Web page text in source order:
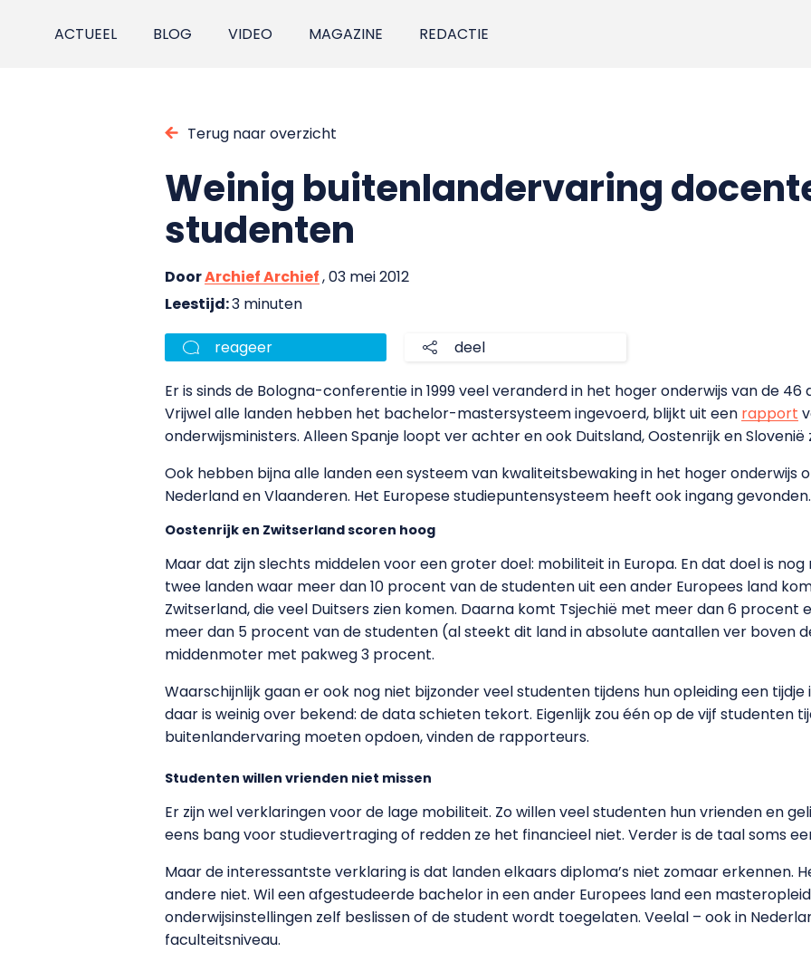
ACTUEEL BLOG VIDEO MAGAZINE REDACTIE
Terug naar overzicht
Weinig buitenlandervaring
studenten
DoorArchief Archief, 03 mei 2012
Leestijd:3 minuten
reageer deel
Er is sinds de Bologna-conferentie in 1999 veel veranderd in het hoger onderwijs van de
Vrijwel alle landen hebben het bachelor-mastersysteem ingevoerd, blijkt uit een rapport
onderwijsministers. Alleen Spanje loopt ver achter en ook Duitsland, Oostenrijk en
Ook hebben bijna alle landen een systeem van kwaliteitsbewaking in het hoger onderwijs
Nederland en Vlaanderen. Het Europese studiepuntensysteem heeft ook ingang gevonden.
Oostenrijk en Zwitserland scoren hoog
Maar dat zijn slechts middelen voor een groter doel: mobiliteit in Europa. En dat doel is nog
twee landen waar meer dan 10 procent van de studenten uit een ander Europees land
Zwitserland, die veel Duitsers zien komen. Daarna komt Tsjechië met meer dan 6
meer dan 5 procent van de studenten (al steekt dit land in absolute aantallen ver boven
middenmoter met pakweg 3 procent.
Waarschijnlijk gaan er ook nog niet bijzonder veel studenten tijdens hun opleiding een
daar is weinig over bekend: de data schieten tekort. Eigenlijk zou één op de vijf studenten
buitenlandervaring moeten opdoen, vinden de rapporteurs.
Studenten willen vrienden niet missen
Er zijn wel verklaringen voor de lage mobiliteit. Zo willen veel studenten hun vrienden en
eens bang voor studievertraging of redden ze het financieel niet. Verder is de taal soms
Maar de interessantste verklaring is dat landen elkaars diploma’s niet zomaar erkennen.
andere niet. Wil een afgestudeerde bachelor in een ander Europees land een
onderwijsinstellingen zelf beslissen of de student wordt toegelaten. Veelal – ook in
faculteitsniveau.